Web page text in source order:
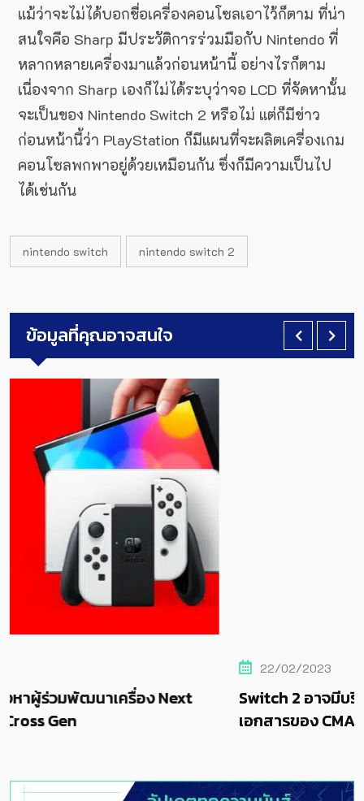
แม้ว่าจะไม่ได้บอกชื่อเครื่องคอนโซลเอาไว้ก็ตาม ที่น่า
สนใจคือ Sharp มีประวัติการร่วมมือกับ Nintendo ที่
หลากหลายเครื่องมาแล้วก่อนหน้านี้ อย่างไรก็ตาม
เนื่องจาก Sharp เองก็ไม่ได้ระบุว่าจอ LCD ที่จัดหานั้น
จะเป็นของ Nintendo Switch 2 หรือไม่ แต่ก็มีข่าว
ก่อนหน้านี้ว่า PlayStation ก็มีแผนที่จะผลิตเครื่องเกม
คอนโซลพกพาอยู่ด้วยเหมือนกัน ซึ่งก็มีความเป็นไป
ได้เช่นกัน
nintendo switch nintendo switch 2
ข้อมูลที่คุณอาจสนใจ
Switch 2 อาจมีบริการ NS Online ตามที่ระบุไ
เอกสารของ CMA